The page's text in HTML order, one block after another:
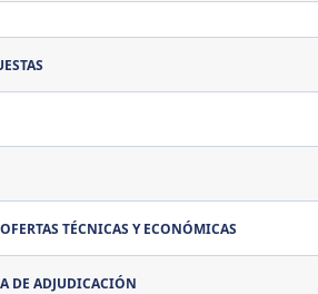
TÉCNICAS Y ECONÓMICAS
DE ADJUDICACIÓN